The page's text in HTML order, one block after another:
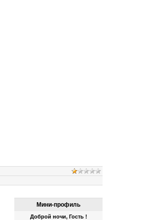
Мини-профиль
Доброй ночи, Гость !